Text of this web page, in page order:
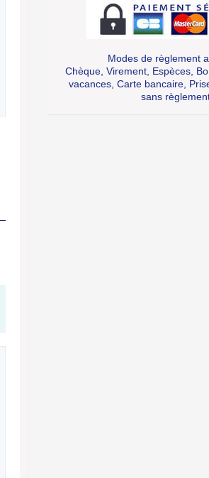
Modes de règlement
Chèque, Virement, Espèces,
vacances, Carte bancaire,
sans